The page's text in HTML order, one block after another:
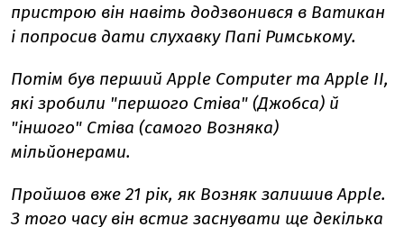
пристрою він навіть додзвонився в Ватикан
і попросив дати слухавку Папі Римському.
Потім був перший Apple Computer та Apple II,
які зробили "першого Стіва" (Джобса) й
"іншого" Стіва (самого Возняка)
мільйонерами.
Пройшов вже 21 рік, як Возняк залишив Apple.
З того часу він встиг заснувати ще декілька